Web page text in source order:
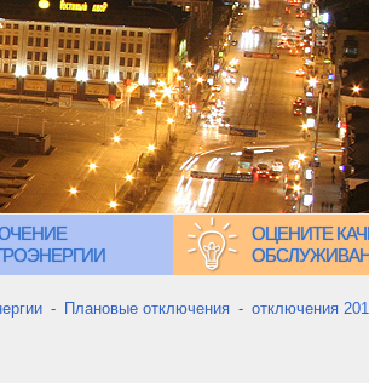
ОЦЕНИТЕ
- Плановые отключения - отключения